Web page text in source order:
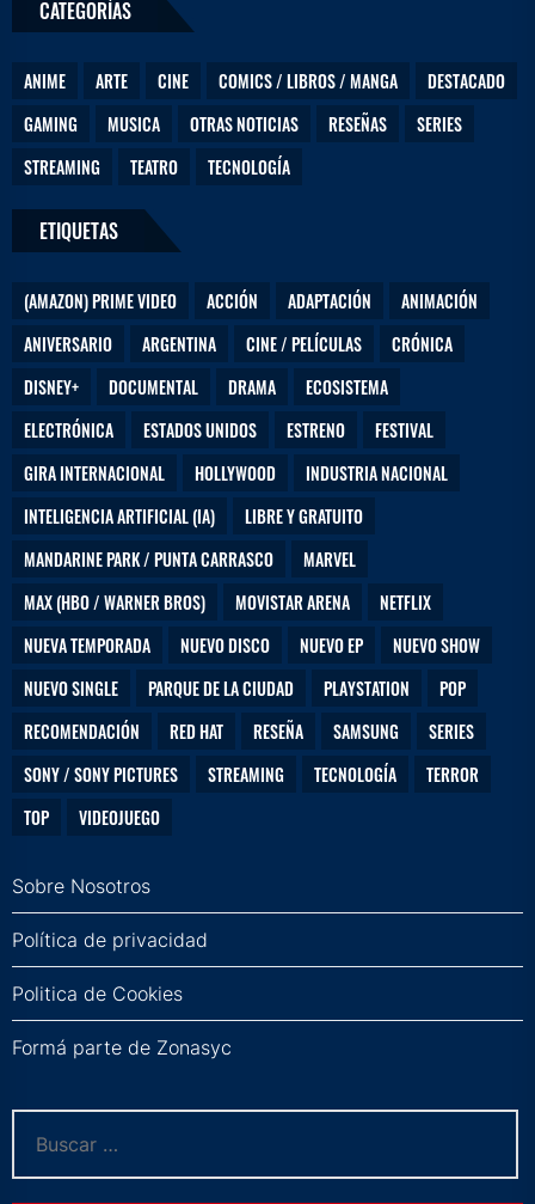
CATEGORÍAS
ANIME ARTE CINE COMICS / LIBROS / MANGA
DESTACADO
GAMING
MUSICA OTRAS NOTICIAS RESEÑAS
SERIES
STREAMING
TEATRO TECNOLOGÍA
ETIQUETAS
(AMAZON) PRIME VIDEO ACCIÓN ADAPTACIÓN
ANIMACIÓN
ANIVERSARIO
ARGENTINA CINE / PELÍCULAS
CRÓNICA
DISNEY+
DOCUMENTAL DRAMA
ECOSISTEMA
ELECTRÓNICA
ESTADOS UNIDOS ESTRENO
FESTIVAL
GIRA INTERNACIONAL
HOLLYWOOD
INDUSTRIA NACIONAL
INTELIGENCIA ARTIFICIAL (IA)
LIBRE Y GRATUITO
MANDARINE PARK / PUNTA CARRASCO
MARVEL
MAX (HBO / WARNER BROS)
MOVISTAR ARENA
NETFLIX
NUEVA TEMPORADA
NUEVO DISCO NUEVO EP
NUEVO SHOW
NUEVO SINGLE
PARQUE DE LA CIUDAD PLAYSTATION
POP
RECOMENDACIÓN
RED HAT RESEÑA SAMSUNG
SERIES
SONY / SONY PICTURES
STREAMING TECNOLOGÍA
TERROR
TOP
VIDEOJUEGO
Sobre Nosotros
Política de privacidad
Politica de Cookies
Formá parte de Zonasyc